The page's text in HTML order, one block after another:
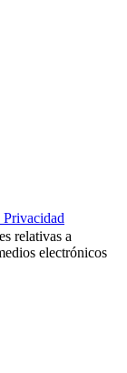
relativas a
electrónicos